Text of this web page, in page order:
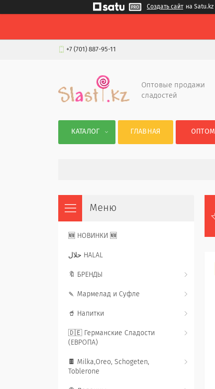
Создать сайт на Satu.kz
+7 (701) 887-95-11
Оптовые продажи
сладостей
КАТАЛОГ ГЛАВНАЯ ОПТОМ
🆕 НОВИНКИ 🆕
حلال HALAL
🔖 БРЕНДЫ
🍡 Мармелад и Суфле
🥤 Напитки
🇩🇪 Германские Сладости
(ЕВРОПА)
🍫 Milka,Oreo, Schogeten,
Toblerone